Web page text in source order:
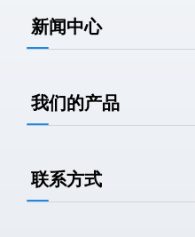
新闻中心
我们的产品
联系方式